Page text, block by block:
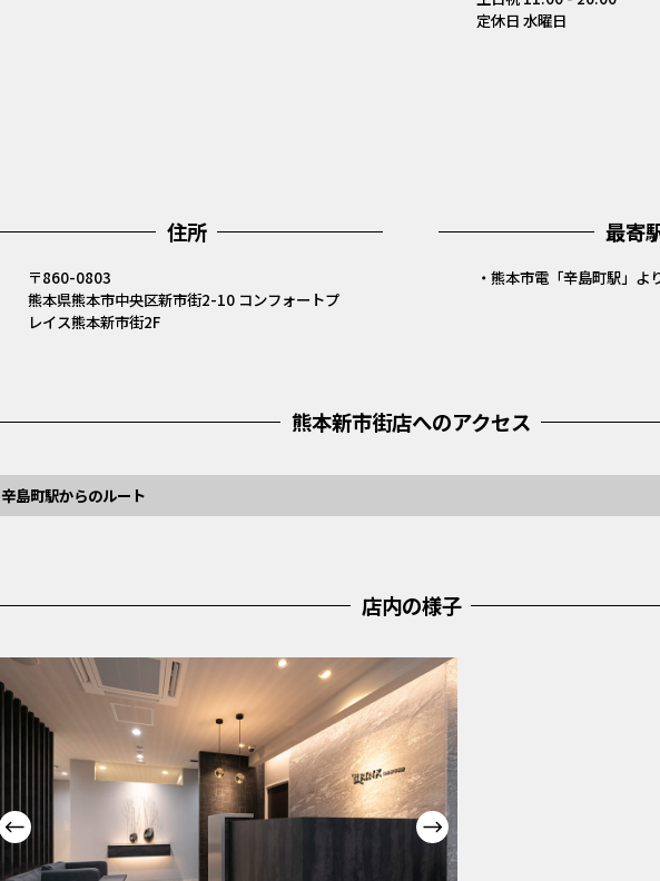
住所
〒860-0803
熊本県熊本市中央区新市街2-10 コンフォートプ
レイス熊本新市街2F
定休日 水曜日
最寄
・熊本市電「辛島町駅」よ
熊本新市街店へのアクセス
辛島町駅からのルート
店内の様子